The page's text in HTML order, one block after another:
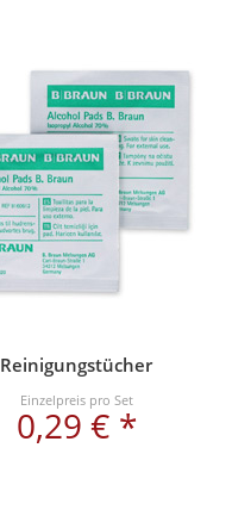
Reinigungstücher
Einzelpreis pro Set
0,29 € *